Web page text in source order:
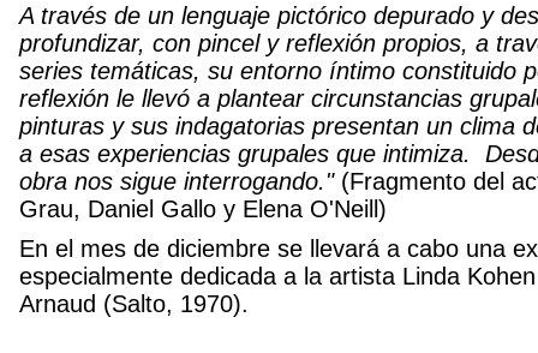
A través de un lenguaje pictórico depurado y
profundizar, con pincel y reflexión propios, a
series temáticas, su entorno íntimo constituido
reflexión le llevó a plantear circunstancias
pinturas y sus indagatorias presentan un clima
a esas experiencias grupales que intimiza.
obra nos sigue interrogando." (Fragmento del
Grau, Daniel Gallo y Elena O'Neill)
En el mes de diciembre se llevará a cabo una
especialmente dedicada a la artista Linda
Arnaud (Salto, 1970).